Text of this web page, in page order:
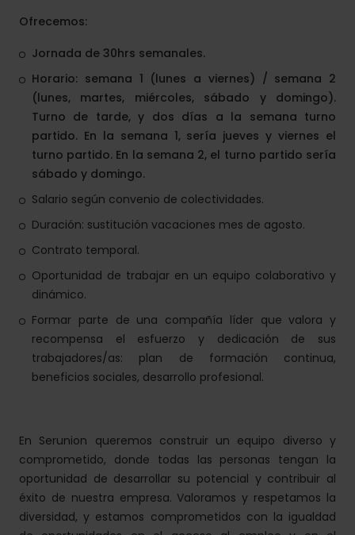
Ofrecemos:
Jornada de 30hrs semanales.
Horario: semana 1 (lunes a viernes) / semana 2
(lunes, martes, miércoles, sábado y domingo).
Turno de tarde, y dos días a la semana turno
partido. En la semana 1, sería jueves y viernes el
turno partido. En la semana 2, el turno partido sería
sábado y domingo.
Salario según convenio de colectividades.
Duración: sustitución vacaciones mes de agosto.
Contrato temporal.
Oportunidad de trabajar en un equipo colaborativo y
dinámico.
Formar parte de una compañía líder que valora y
recompensa el esfuerzo y dedicación de sus
trabajadores/as: plan de formación continua,
beneficios sociales, desarrollo profesional.
En Serunion queremos construir un equipo diverso y
comprometido, donde todas las personas tengan la
oportunidad de desarrollar su potencial y contribuir al
éxito de nuestra empresa. Valoramos y respetamos la
diversidad, y estamos comprometidos con la igualdad